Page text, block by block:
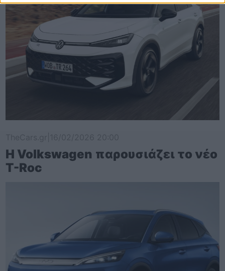
Η Volkswagen παρουσιάζει το νέο
T-Roc